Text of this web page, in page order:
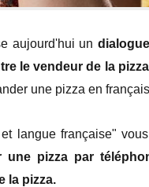
aujourd'hui un
le vendeur de la
une pizza en
langue française"
une pizza par
la pizza.